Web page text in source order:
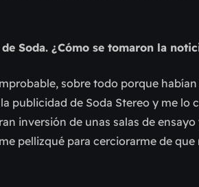
Soda. ¿Cómo se tomaron la
sobre todo porque habían
publicidad de Soda Stereo y me lo
inversión de unas salas de
pellizqué para cerciorarme de que